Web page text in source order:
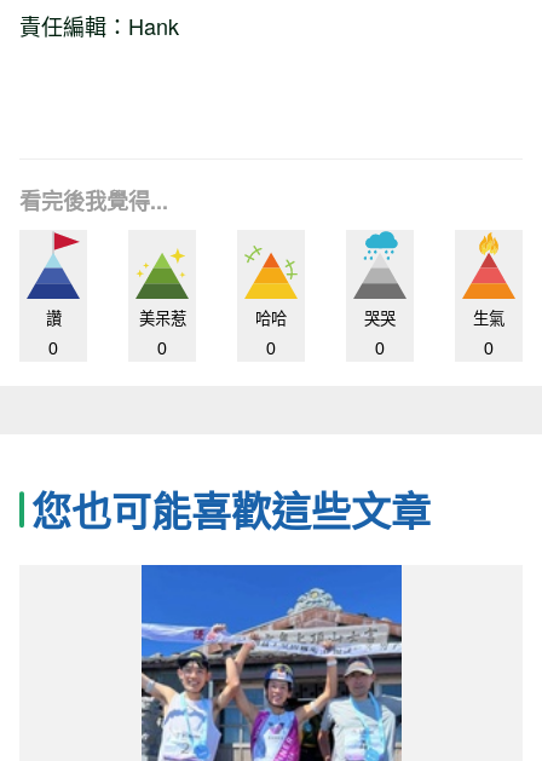
責任編輯：Hank
看完後我覺得...
讚
0
美呆惹
0
哈哈
0
哭哭
0
生氣
0
您也可能喜歡這些文章